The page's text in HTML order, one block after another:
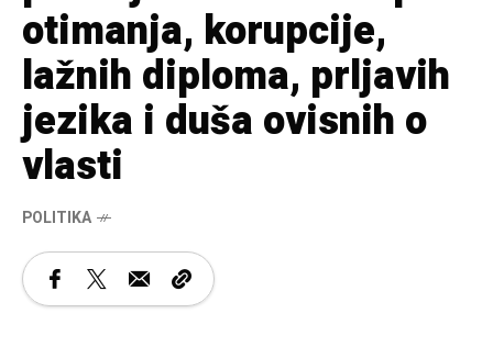
otimanja, korupcije,
lažnih diploma, prljavih
jezika i duša ovisnih o
vlasti
POLITIKA